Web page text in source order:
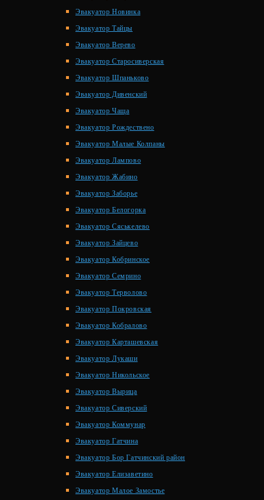
Эвакуатор Новинка
Эвакуатор Тайцы
Эвакуатор Верево
Эвакуатор Старосиверская
Эвакуатор Шпаньково
Эвакуатор Дивенский
Эвакуатор Чаща
Эвакуатор Рождествено
Эвакуатор Малые Колпаны
Эвакуатор Лампово
Эвакуатор Жабино
Эвакуатор Заборье
Эвакуатор Белогорка
Эвакуатор Сяськелево
Эвакуатор Зайцево
Эвакуатор Кобринское
Эвакуатор Семрино
Эвакуатор Терволово
Эвакуатор Покровская
Эвакуатор Кобралово
Эвакуатор Карташевская
Эвакуатор Лукаши
Эвакуатор Никольское
Эвакуатор Вырица
Эвакуатор Сиверский
Эвакуатор Коммунар
Эвакуатор Гатчина
Эвакуатор Бор Гатчинский район
Эвакуатор Елизаветино
Эвакуатор Малое Замостье